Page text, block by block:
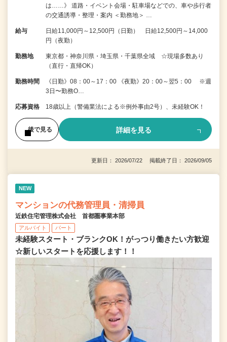
は……》 道路・イベント会場・駐車場などでの、車や歩行者
の交通誘導・整理・案内 ＜勤務地＞ …
給与
日給11,000円～12,500円（日勤） 日給12,500円～14,000
円（夜勤）
勤務地
東京都・神奈川県・埼玉県・千葉県全域 ☆現場多数あり
（直行・直帰OK）
勤務時間
《日勤》08：00～17：00 《夜勤》20：00～翌5：00 ※週
3日〜勤務O…
応募資格 18歳以上（警備業法による※例外事由2号）、未経験OK！
後で見る 詳細を見る
更新日： 2026/07/22 掲載終了日： 2026/09/05
NEW
マンションの代務管理員・清掃員
近鉄住宅管理株式会社 首都圏事業本部
アルバイト パート
未経験スタート・ブランクOK！がっつり働きたい方歓迎
☆新しいスタートを応援します！！